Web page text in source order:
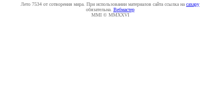
Лето 7534 от сотворения мира. При использовании материалов сайта ссылка на caxapу
обязательна. Вебмастер
MMI © MMXXVI